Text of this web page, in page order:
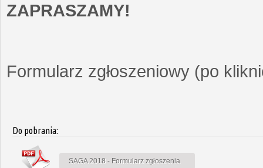
ZAPRASZAMY!
Formularz zgłoszeniowy (po
Do pobrania:
SAGA 2018 - Formularz zgłoszenia